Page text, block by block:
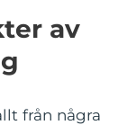
av
från några